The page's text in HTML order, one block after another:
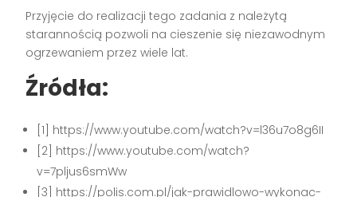
Przyjęcie do realizacji tego zadania z należytą
starannością pozwoli na cieszenie się niezawodnym
ogrzewaniem przez wiele lat.
Źródła:
[1] https://www.youtube.com/watch?v=l36u7o8g6II
[2] https://www.youtube.com/watch?
v=7pljus6smWw
[3] https://polis.com.pl/jak-prawidlowo-wykonac-